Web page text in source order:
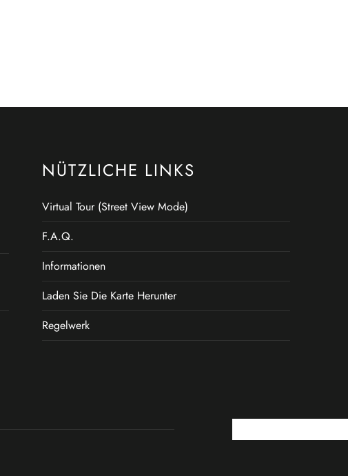
NÜTZLICHE LINKS
Virtual Tour (Street View Mode)
F.A.Q.
Informationen
Laden Sie Die Karte Herunter
Regelwerk